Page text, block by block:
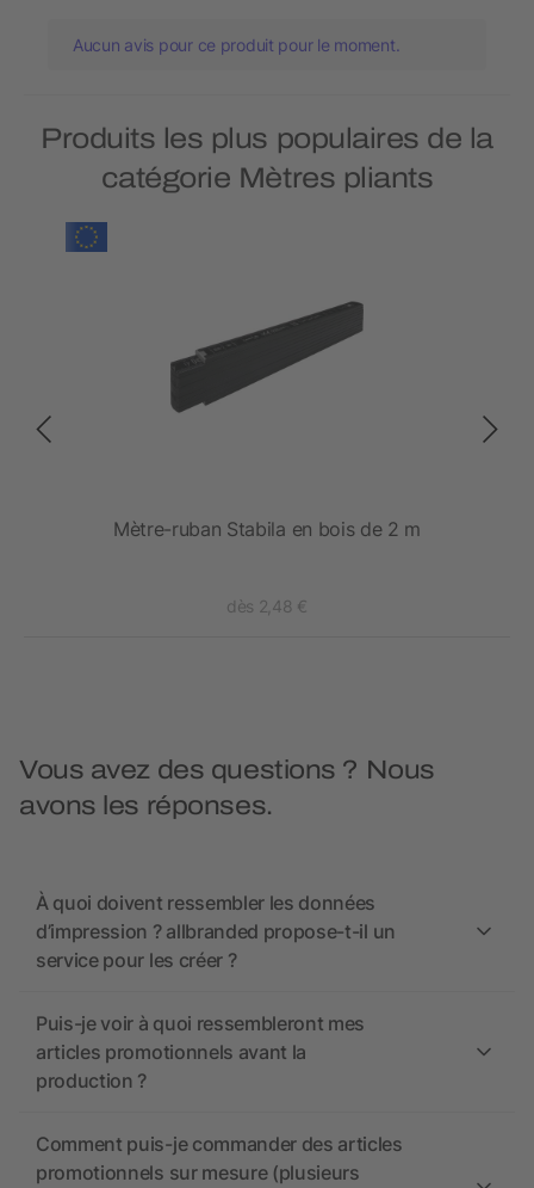
Aucun avis pour ce produit pour le moment.
Produits les plus populaires de la
catégorie Mètres pliants
Mètre-ruban Stabila en bois de 2 m
dès 2,48 €
Vous avez des questions ? Nous
avons les réponses.
À quoi doivent ressembler les données
d’impression ? allbranded propose-t-il un
service pour les créer ?
Puis-je voir à quoi ressembleront mes
articles promotionnels avant la
production ?
Comment puis-je commander des articles
promotionnels sur mesure (plusieurs